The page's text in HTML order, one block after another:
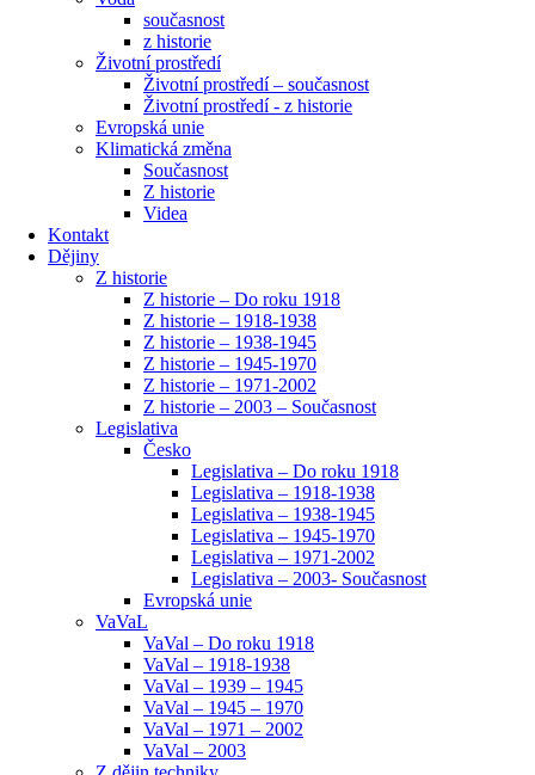
současnost
z historie
Životní prostředí
Životní prostředí – současnost
Životní prostředí ​- z historie
Evropská unie
Klimatická změna
Současnost
Z historie
Videa
Kontakt
Dějiny
Z historie
Z historie – Do roku 1918
Z historie – 1918-1938
Z historie – 1938-1945
Z historie – 1945-1970
Z historie – 1971-2002
Z historie – 2003 – Současnost
Legislativa
Česko
Legislativa – Do roku 1918
Legislativa – 1918-1938
Legislativa – 1938-1945
Legislativa – 1945-1970
Legislativa – 1971-2002
Legislativa – 2003- Současnost
Evropská unie
VaVaL
VaVal – Do roku 1918
VaVal – 1918-1938
VaVal – 1939 – 1945
VaVal – 1945 – 1970
VaVal – 1971 – 2002
VaVal – 2003